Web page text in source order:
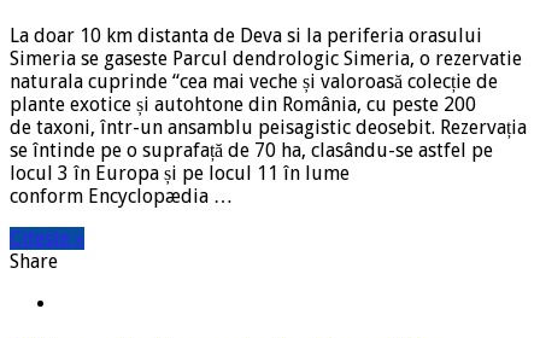
La doar 10 km distanta de Deva si la periferia orasului
Simeria se gaseste Parcul dendrologic Simeria, o rezervatie
naturala cuprinde “cea mai veche și valoroasă colecție de
plante exotice și autohtone din România, cu peste 200
de taxoni, într-un ansamblu peisagistic deosebit. Rezervația
se întinde pe o suprafață de 70 ha, clasându-se astfel pe
locul 3 în Europa și pe locul 11 în lume
conform Encyclopædia …
Citeste »
Share